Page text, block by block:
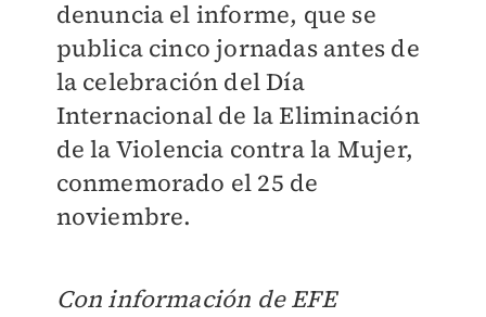
denuncia el informe, que se
publica cinco jornadas antes de
la celebración del Día
Internacional de la Eliminación
de la Violencia contra la Mujer,
conmemorado el 25 de
noviembre.
Con información de EFE